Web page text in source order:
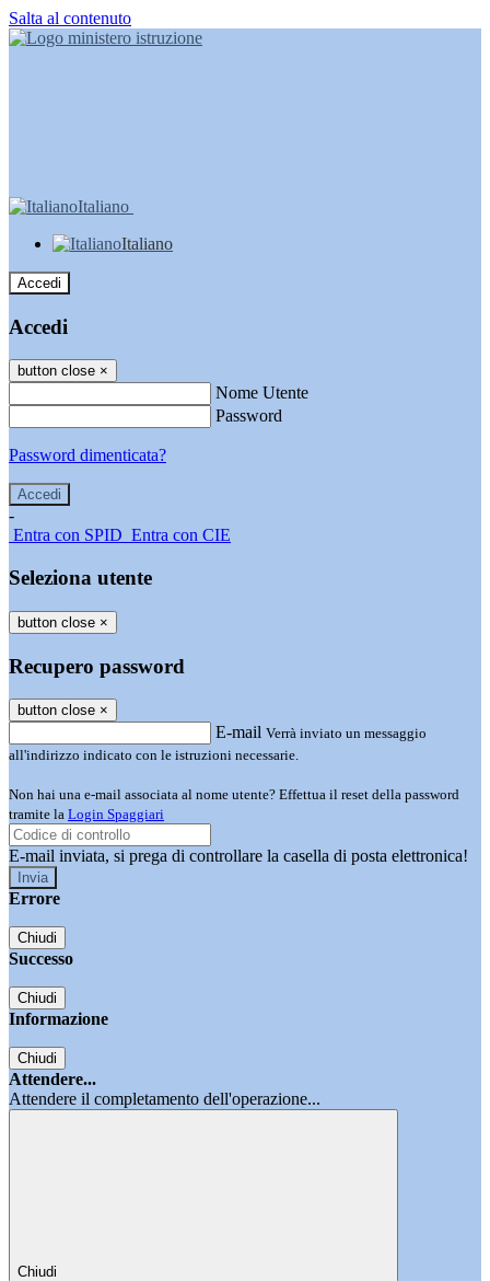
Salta al contenuto
Italiano
Italiano
Accedi
Accedi
button close ×
Nome Utente
Password
Password dimenticata?
-
Entra con SPID Entra con CIE
Seleziona utente
button close ×
Recupero password
button close ×
E-mail Verrà inviato un messaggio
all'indirizzo indicato con le istruzioni necessarie.
Non hai una e-mail associata al nome utente? Effettua il reset della password
tramite la Login Spaggiari
E-mail inviata, si prega di controllare la casella di posta elettronica!
Errore
Chiudi
Successo
Chiudi
Informazione
Chiudi
Attendere...
Attendere il completamento dell'operazione...
Chiudi